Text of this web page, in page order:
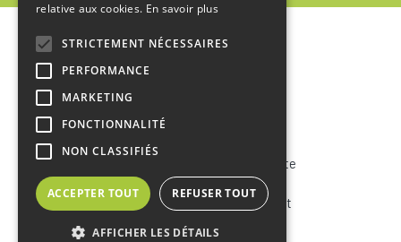
Accueil
Politique de Confidentialité
Conditions Générales de Vente
Conditions Générales d’Achat
relative aux cookies. En savoir plus
STRICTEMENT NÉCESSAIRES
PERFORMANCE
MARKETING
FONCTIONNALITÉ
NON CLASSIFIÉS
ACCEPTER TOUT REFUSER TOUT
AFFICHER LES DÉTAILS